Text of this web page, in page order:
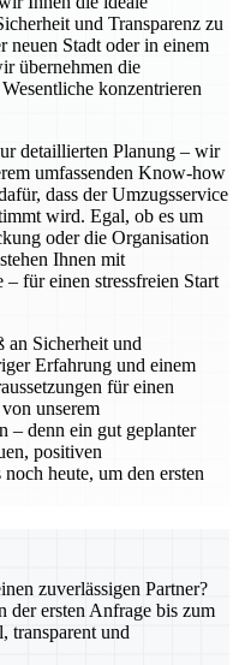
und Transparenz zu
neuen Stadt oder in einem
übernehmen die
konzentrieren
detaillierten Planung – wir
umfassenden Know-how
dass der Umzugsservice
wird. Egal, ob es um
oder die Organisation
Ihnen mit
für einen stressfreien Start
an Sicherheit und
Erfahrung und einem
für einen
unserem
– denn ein gut geplanter
positiven
heute, um den ersten
zuverlässigen Partner?
der ersten Anfrage bis zum
transparent und